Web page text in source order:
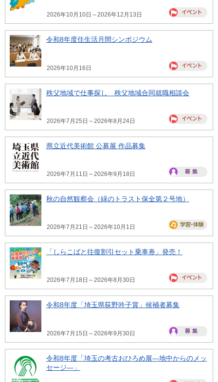
2026年10月10日～2026年12月13日
令和8年度住生活月間シンポジウム
2026年10月16日
秩父地域で仕事探し 秩父地域合同就職相談会
2026年7月25日～2026年8月24日
県立近代美術館 公募展 作品募集
2026年7月11日～2026年9月18日
秋の自然観察会（緑のトラスト保全第２号地）
2026年7月21日～2026年10月1日
「しらこばと往復割引セット乗車券」発売！
2026年7月18日～2026年8月30日
令和8年度「埼玉県荻野吟子賞」候補者募集
2026年7月15日～2026年9月30日
令和8年度「埼玉の考古おひろめ展―地中からのメッ
セージ―」